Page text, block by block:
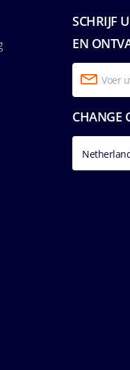
SCHRIJF
EN
CHANGE